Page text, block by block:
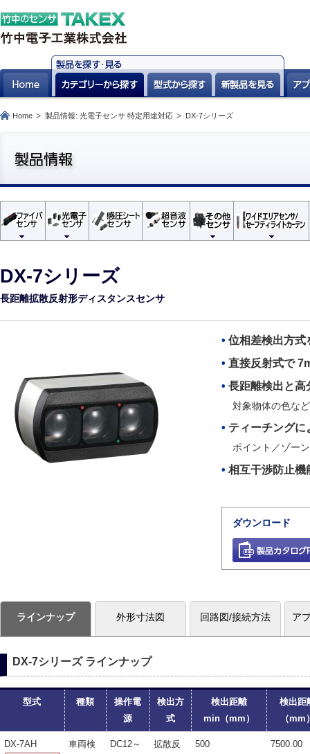
Home 製品情報: 光電子センサ 特定用途対応 DX-7シリーズ
DX-7シリーズ
長距離拡散反射形ディスタンスセンサ
位相差検出方式
直接反射式で
長距離検出と高
対象物体の色な
ティーチングに
ポイント／ゾー
相互干渉防止機
ダウンロード
ラインナップ 外形寸法図 回路図/接続方法 ア
DX-7シリーズ ラインナップ
型式 種類
操作電
源
検出方
式
検出距離
min（mm）
検出距
（mm
DX-7AH
車両検
DC12～
拡散反
500 7500.00